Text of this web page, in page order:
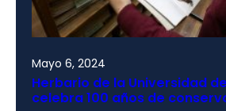
Mayo 6, 2024
Herbario de la Universidad
celebra 100 años de